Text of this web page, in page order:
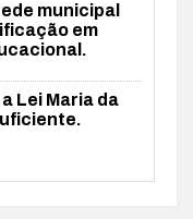
municipal
em
Lei Maria da